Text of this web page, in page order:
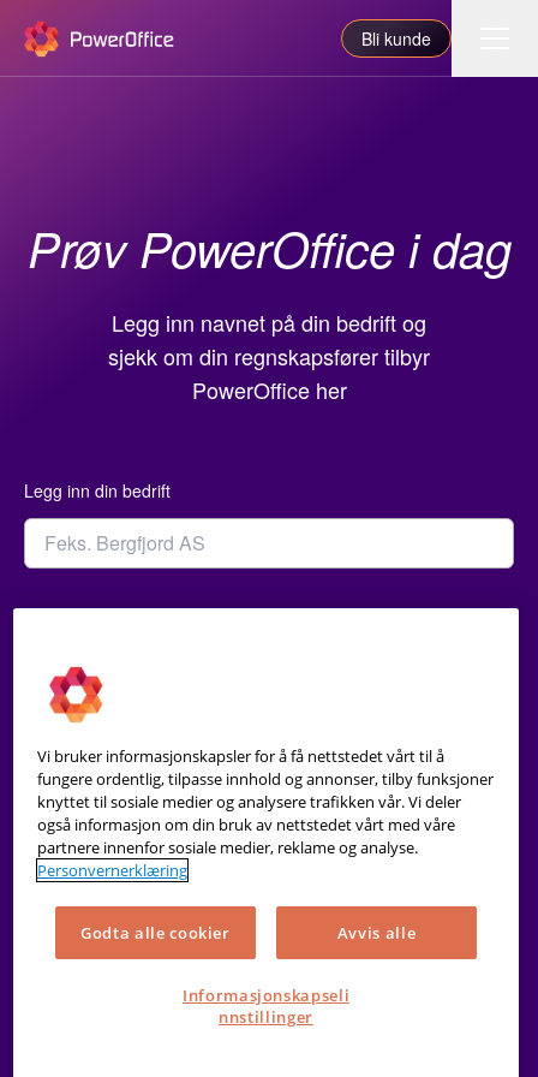
PowerOffice Bli kunde
Priser
For regnskapsfører
Om oss
Prøv PowerOffice i dag
Legg inn navnet på din bedrift og
sjekk om din regnskapsfører tilbyr
PowerOffice her
Legg inn din bedrift
Prøv PowerOffice gratis i 30-
dager
Prøv PowerOffice
Første gang du skal logge inn?
Vi bruker informasjonskapsler for å få nettstedet vårt til å
fungere ordentlig, tilpasse innhold og annonser, tilby funksjoner
knyttet til sosiale medier og analysere trafikken vår. Vi deler
også informasjon om din bruk av nettstedet vårt med våre
partnere innenfor sosiale medier, reklame og analyse.
Personvernerklæring
Godta alle cookier Avvis alle
Informasjonskapseli
nnstillinger